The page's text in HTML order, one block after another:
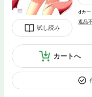
試し読み
dカー
返品
カートへ